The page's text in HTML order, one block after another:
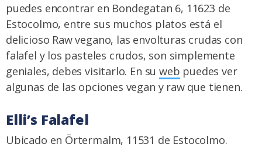
puedes encontrar en Bondegatan 6, 11623 de
Estocolmo, entre sus muchos platos está el
delicioso Raw vegano, las envolturas crudas con
falafel y los pasteles crudos, son simplemente
geniales, debes visitarlo. En suweb puedes ver
algunas de las opciones vegan y raw que tienen.
Elli’s Falafel
Ubicado en Örtermalm, 11531 de Estocolmo.